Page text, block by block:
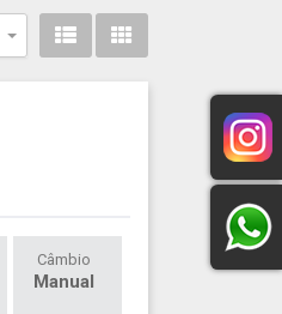
Toggle Dropdown
Câmbio
Manual